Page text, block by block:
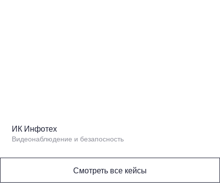
ИК Инфотех
Видеонаблюдение и безапосность
Смотреть все кейсы